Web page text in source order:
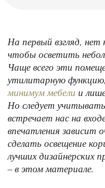
На первый взгляд,
чтобы осветить
Чаще всего эти
утилитарную
минимум мебели и
Но следует
встречает нас на
впечатления зависит
сделать освещение
лучших дизайнерских
– в этом материале.